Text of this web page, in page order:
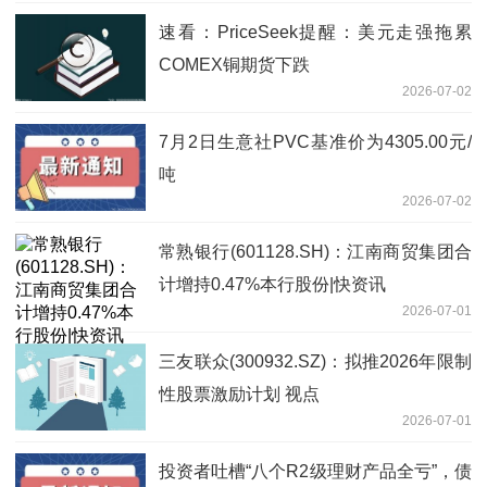
速看：PriceSeek提醒：美元走强拖累
COMEX铜期货下跌
2026-07-02
7月2日生意社PVC基准价为4305.00元/
吨
2026-07-02
常熟银行(601128.SH)：江南商贸集团合
计增持0.47%本行股份|快资讯
2026-07-01
三友联众(300932.SZ)：拟推2026年限制
性股票激励计划 视点
2026-07-01
投资者吐槽“八个R2级理财产品全亏”，债